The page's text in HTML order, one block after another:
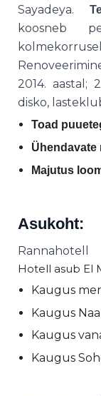
Sayadeya.
koosneb
2014. aastal;
disko,
Toad
Ühendavate
Majutus
Asukoht:
Rannahotell
Hotell asub El
Kaugus
Kaugus
Kaugus
Kaugus